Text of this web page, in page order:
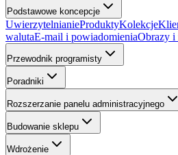
Podstawowe koncepcje
UwierzytelnianieProduktyKolekcje
walutaE-mail i powiadomieniaObrazy i
Przewodnik programisty
Poradniki
Rozszerzanie panelu administracyjnego
Budowanie sklepu
Wdrożenie